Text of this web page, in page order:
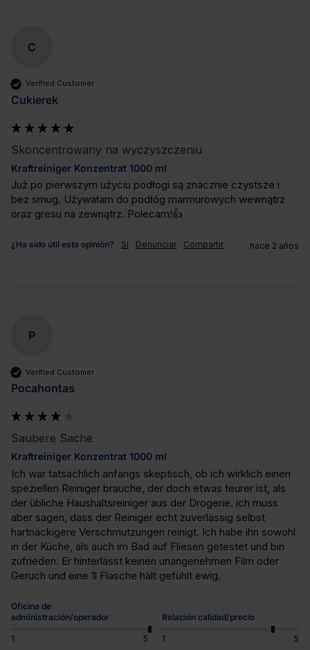
C
Verified Customer
Cukierek
Skoncentrowany na wyczyszczeniu
Kraftreiniger Konzentrat 1000 ml
Już po pierwszym użyciu podłogi są znacznie czystsze i
bez smug. Używałam do podłóg marmurowych wewnątrz
oraz gresu na zewnątrz. Polecam!👍
¿Ha sido útil esta opinión? Sí Denunciar Compartir hace 2 años
P
Verified Customer
Pocahontas
Saubere Sache
Kraftreiniger Konzentrat 1000 ml
Ich war tatsächlich anfangs skeptisch, ob ich wirklich einen
speziellen Reiniger brauche, der doch etwas teurer ist, als
der übliche Haushaltsreiniger aus der Drogerie. ich muss
aber sagen, dass der Reiniger echt zuverlässig selbst
hartnäckigere Verschmutzungen reinigt. Ich habe ihn sowohl
in der Küche, als auch im Bad auf Fliesen getestet und bin
zufrieden. Er hinterlässt keinen unangenehmen Film oder
Geruch und eine 1l Flasche hält gefühlt ewig.
Oficina de
administración/operador
1 5
Relación calidad/precio
1
5